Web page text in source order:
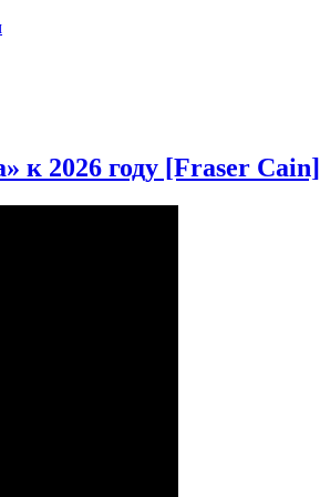
к 2026 году [Fraser Cain]